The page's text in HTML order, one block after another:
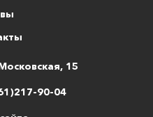
15
90-04